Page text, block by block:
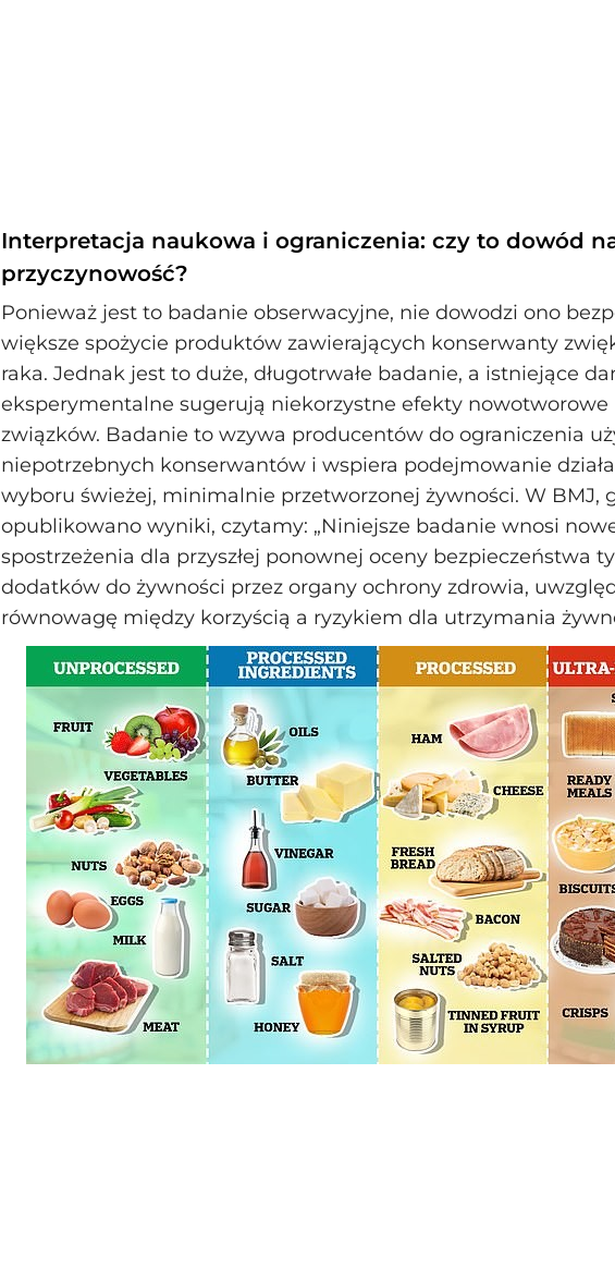
Interpretacja naukowa i ograniczenia: czy to dowód
przyczynowość?
Ponieważ jest to badanie obserwacyjne, nie dowodzi ono
większe spożycie produktów zawierających konserwanty
raka. Jednak jest to duże, długotrwałe badanie, a istniejące
eksperymentalne sugerują niekorzystne efekty
związków. Badanie to wzywa producentów do ograniczenia
niepotrzebnych konserwantów i wspiera podejmowanie
wyboru świeżej, minimalnie przetworzonej żywności. W BMJ,
opublikowano wyniki, czytamy: „Niniejsze badanie wnosi
spostrzeżenia dla przyszłej ponownej oceny bezpieczeństwa
dodatków do żywności przez organy ochrony zdrowia,
równowagę między korzyścią a ryzykiem dla utrzymania